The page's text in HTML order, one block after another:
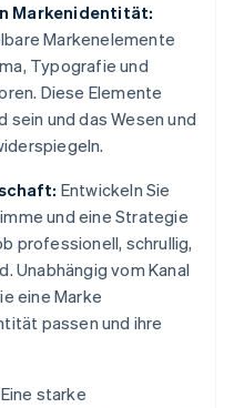
Markenidentität:
Markenelemente
Typografie und
Diese Elemente
sein und das Wesen und
Entwickeln Sie
und eine Strategie
professionell, schrullig,
Unabhängig vom Kanal
eine Marke
passen und ihre
Eine starke